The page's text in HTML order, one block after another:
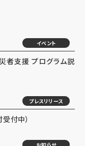
イベント
者支援 プログラム説
プレスリリース
付中）
お知らせ